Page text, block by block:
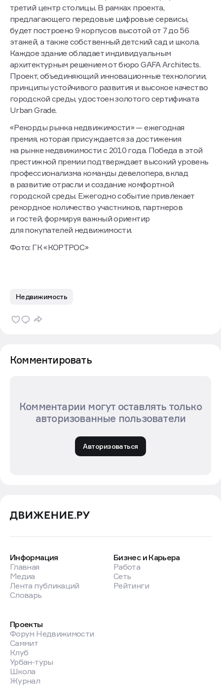
третий центр столицы. В рамках проекта,
предлагающего передовые цифровые сервисы,
будет построено 9 корпусов высотой от 7 до 56
этажей, а также собственный детский сад и школа.
Каждое здание обладает индивидуальным
архитектурным решением от бюро GAFA Architects.
Проект, объединяющий инновационные технологии,
принципы устойчивого развития и высокое качество
городской среды, удостоен золотого сертификата
Urban Grade.
«Рекорды рынка недвижимости» — ежегодная
премия, которая присуждается за достижения
на рынке недвижимости с 2010 года. Победа в этой
престижной премии подтверждает высокий уровень
профессионализма команды девелопера, вклад
в развитие отрасли и создание комфортной
городской среды. Ежегодно событие привлекает
рекордное количество участников, партнеров
и гостей, формируя важный ориентир
для покупателей недвижимости.
Фото: ГК «КОРТРОС»
Недвижимость
Комментировать
Комментарии могут оставлять только
авторизованные пользователи
Авторизоваться
Информация
Главная
Медиа
Лента публикаций
Словарь
Бизнес и Карьера
Работа
Сеть
Рейтинги
Проекты
Форум Недвижимости
Саммит
Клуб
Урбан-туры
Школа
Журнал